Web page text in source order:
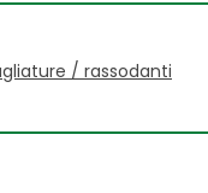
/ rassodanti